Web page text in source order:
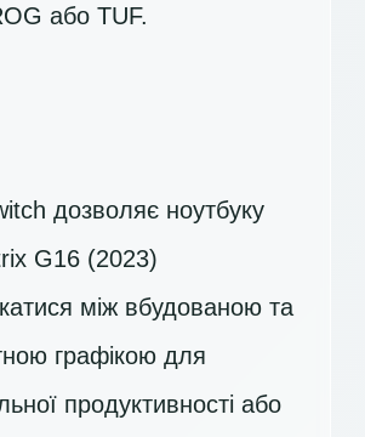
або TUF.
дозволяє ноутбуку
G16 (2023)
між вбудованою та
графікою для
продуктивності або